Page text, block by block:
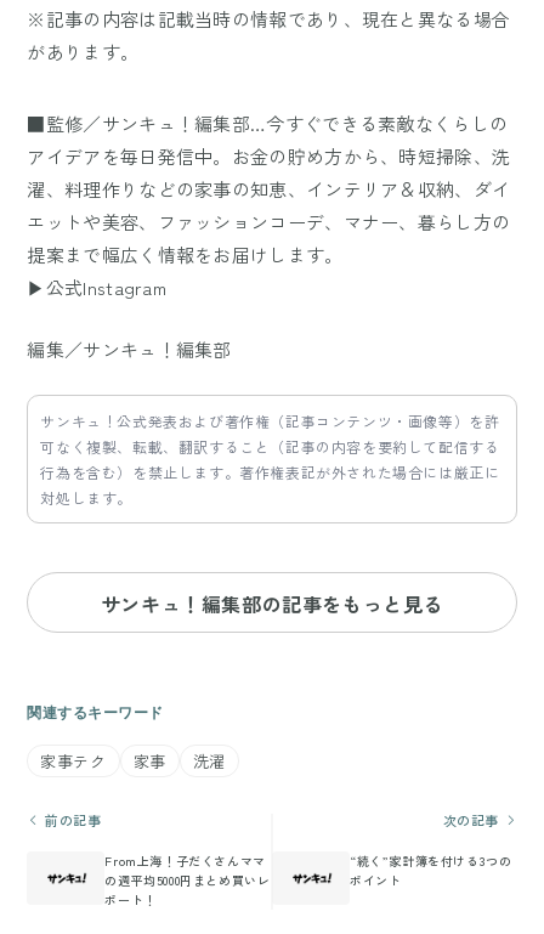
※記事の内容は記載当時の情報であり、現在と異なる場合
があります。
■監修／サンキュ！編集部…今すぐできる素敵なくらしの
アイデアを毎日発信中。お金の貯め方から、時短掃除、洗
濯、料理作りなどの家事の知恵、インテリア＆収納、ダイ
エットや美容、ファッションコーデ、マナー、暮らし方の
提案まで幅広く情報をお届けします。
▶公式Instagram
編集／サンキュ！編集部
サンキュ！公式発表および著作権（記事コンテンツ・画像等）を許
可なく複製、転載、翻訳すること（記事の内容を要約して配信する
行為を含む）を禁止します。著作権表記が外された場合には厳正に
対処します。
サンキュ！編集部の記事をもっと見る
関連するキーワード
家事テク 家事 洗濯
前の記事
From上海！子だくさんママ
の週平均5000円まとめ買いレ
ポート！
次の記事
“続く”家計簿を付ける3つの
ポイント